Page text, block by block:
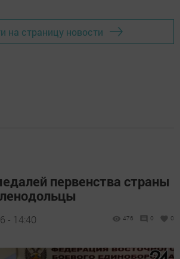
на страницу новости
первенства страны
- 14:40 476 0 0